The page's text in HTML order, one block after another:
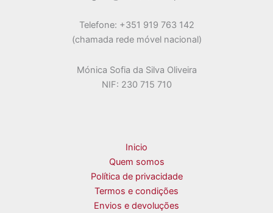
page
Telefone: +351 919 763 142
(chamada rede móvel nacional)
Mónica Sofia da Silva Oliveira
NIF: 230 715 710
Inicio
Quem somos
Política de privacidade
Termos e condições
Envios e devoluções